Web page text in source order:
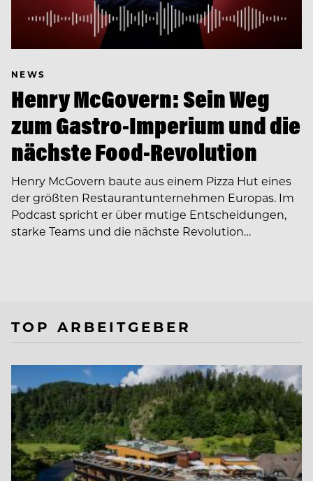
NEWS
Henry McGovern: Sein Weg
zum Gastro-Imperium und die
nächste Food-Revolution
Henry McGovern baute aus einem Pizza Hut eines
der größten Restaurantunternehmen Europas. Im
Podcast spricht er über mutige Entscheidungen,
starke Teams und die nächste Revolution…
TOP ARBEITGEBER